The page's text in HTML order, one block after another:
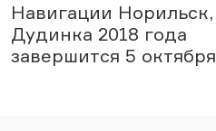
Навигации Норильск,
Дудинка 2018 года
завершится 5 октября